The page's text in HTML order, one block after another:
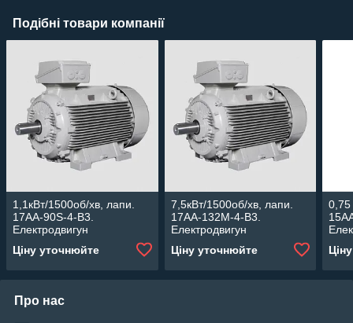
Подібні товари компанії
1,1кВт/1500об/хв, лапи.
17AA-90S-4-В3.
Електродвигун
Ціну уточнюйте
7,5кВт/1500об/хв, лапи.
17AA-132M-4-В3.
Електродвигун
Ціну уточнюйте
0,75
Про нас